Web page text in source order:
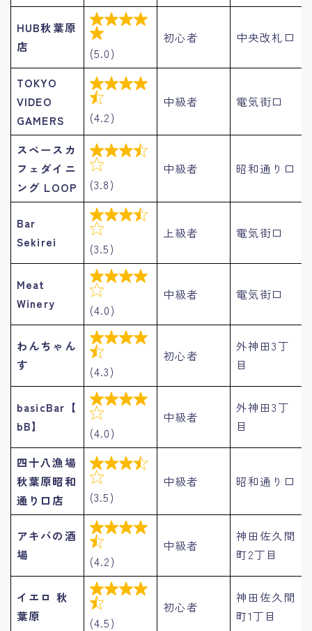
HUB秋葉原
店


(5.0)
初心者 中央改札口
TOKYO
VIDEO
GAMERS


(4.2)
中級者 電気街口
スペースカ
フェダイニ
ング LOOP


(3.8)
中級者 昭和通り口
Bar
Sekirei


(3.5)
上級者 電気街口
Meat
Winery


(4.0)
中級者 電気街口
わんちゃん
す


(4.3)
初心者
外神田3丁
目
basicBar【
bB】


(4.0)
中級者
外神田3丁
目
四十八漁場
秋葉原昭和
通り口店


(3.5)
中級者 昭和通り口
アキバの酒
場


(4.2)
中級者
神田佐久間
町2丁目
イエロ 秋
葉原


(4.5)
初心者
神田佐久間
町1丁目